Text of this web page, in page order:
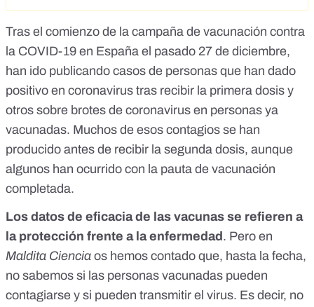
Tras el comienzo de la campaña de vacunación contra
la COVID-19 en España el pasado 27 de diciembre,
han ido publicando casos de personas que han dado
positivo en coronavirus tras recibir la primera dosis y
otros sobre brotes de coronavirus en personas ya
vacunadas. Muchos de esos contagios se han
producido antes de recibir la segunda dosis, aunque
algunos han ocurrido con la pauta de vacunación
completada.
Los datos de eficacia de las vacunas se refieren a
la protección frente a la enfermedad . Pero en
Maldita Ciencia os hemos contado que, hasta la fecha,
no sabemos si las personas vacunadas pueden
contagiarse y si pueden transmitir el virus. Es decir, no